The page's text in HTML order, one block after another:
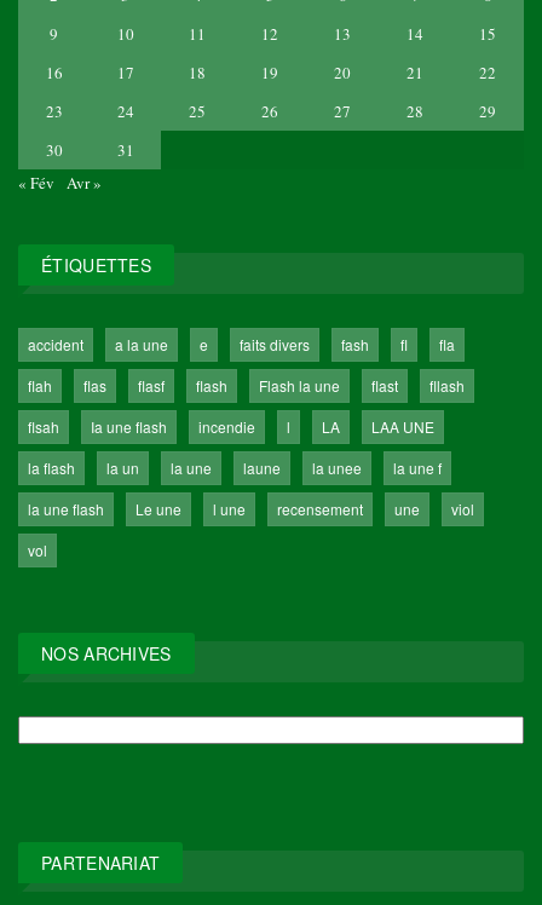
9
10 11 12 13 14
15
16
17 18 19 20 21
22
23
24 25 26 27 28
29
30
31
« Fév
Avr »
ÉTIQUETTES
accident a la une e faits divers fash fl
fla
flah
flas flasf flash Flash la une flast
fllash
flsah
Ia une flash incendie l LA
LAA UNE
la flash
la un la une laune la unee
la une f
la une flash
Le une l une recensement une
viol
vol
NOS ARCHIVES
PARTENARIAT